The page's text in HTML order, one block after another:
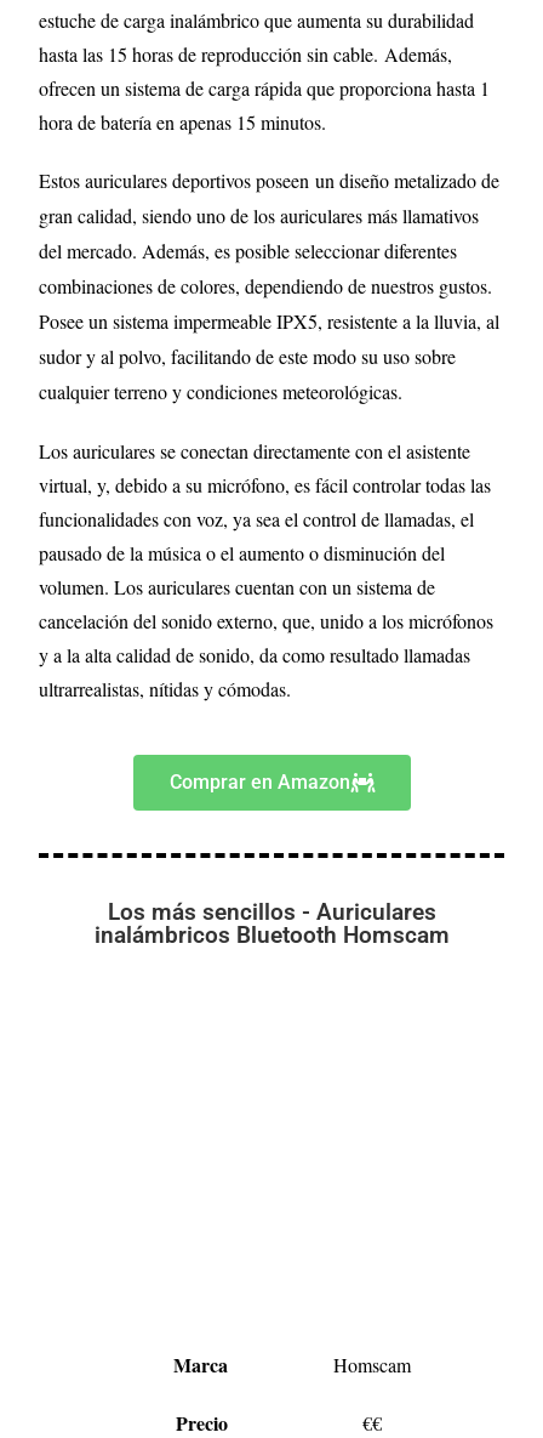
estuche de carga inalámbrico que aumenta su durabilidad
hasta las 15 horas de reproducción sin cable. Además,
ofrecen un sistema de carga rápida que proporciona hasta 1
hora de batería en apenas 15 minutos.
Estos auriculares deportivos poseen un diseño metalizado de
gran calidad, siendo uno de los auriculares más llamativos
del mercado. Además, es posible seleccionar diferentes
combinaciones de colores, dependiendo de nuestros gustos.
Posee un sistema impermeable IPX5, resistente a la lluvia, al
sudor y al polvo, facilitando de este modo su uso sobre
cualquier terreno y condiciones meteorológicas.
Los auriculares se conectan directamente con el asistente
virtual, y, debido a su micrófono, es fácil controlar todas las
funcionalidades con voz, ya sea el control de llamadas, el
pausado de la música o el aumento o disminución del
volumen. Los auriculares cuentan con un sistema de
cancelación del sonido externo, que, unido a los micrófonos
y a la alta calidad de sonido, da como resultado llamadas
ultrarrealistas, nítidas y cómodas.
Comprar en Amazon
Los más sencillos - Auriculares
inalámbricos Bluetooth Homscam
Marca Homscam
Precio €€